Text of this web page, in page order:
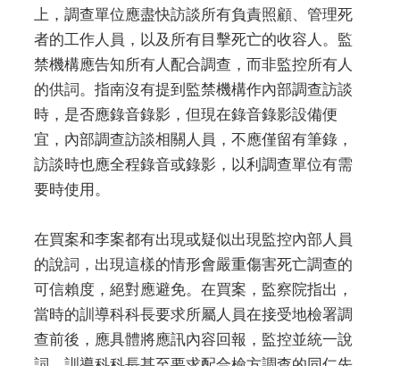
上，調查單位應盡快訪談所有負責照顧、管理死
者的工作人員，以及所有目擊死亡的收容人。監
禁機構應告知所有人配合調查，而非監控所有人
的供詞。指南沒有提到監禁機構作內部調查訪談
時，是否應錄音錄影，但現在錄音錄影設備便
宜，內部調查訪談相關人員，不應僅留有筆錄，
訪談時也應全程錄音或錄影，以利調查單位有需
要時使用。
在買案和李案都有出現或疑似出現監控內部人員
的說詞，出現這樣的情形會嚴重傷害死亡調查的
可信賴度，絕對應避免。在買案，監察院指出，
當時的訓導科科長要求所屬人員在接受地檢署調
查前後，應具體將應訊內容回報，監控並統一說